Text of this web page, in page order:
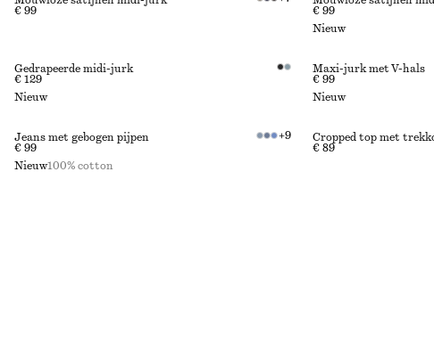
€ 99
€ 99
Nieuw
Gedrapeerde midi-jurk
€ 129
Nieuw
Maxi-jurk met V-hals
€ 99
Nieuw
Jeans met gebogen pijpen
€ 99
+9
Nieuw100% cotton
Cropped top met
€ 89